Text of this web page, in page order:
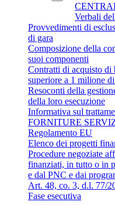
Verbali
Provvedimenti di
di gara
Composizione della
suoi componenti
Contratti di acquisto di
superiore a 1 milione
Resoconti della
della loro esecuzione
Informativa sul
FORNITURE
Regolamento EU
Elenco dei progetti
Procedure negoziate
finanziati, in tutto o in
e dal PNC e dai
Art. 48, co. 3, d.l. 77/
Fase esecutiva